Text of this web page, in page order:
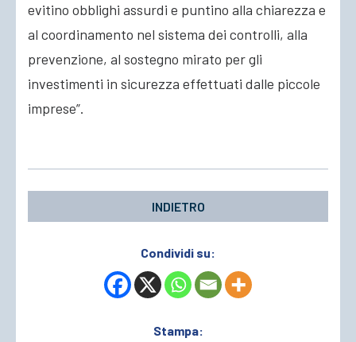
evitino obblighi assurdi e puntino alla chiarezza e
al coordinamento nel sistema dei controlli, alla
prevenzione, al sostegno mirato per gli
investimenti in sicurezza effettuati dalle piccole
imprese”.
INDIETRO
Condividi su:
Stampa: